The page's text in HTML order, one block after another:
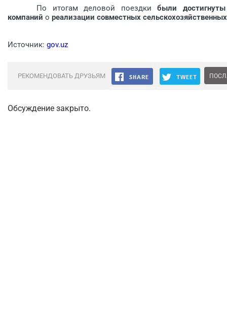
По итогам деловой поездкибыли достигнуты
компаний о реализации совместных
Источник: gov.uz
РЕКОМЕНДОВАТЬ ДРУЗЬЯМ
Обсуждение закрыто.